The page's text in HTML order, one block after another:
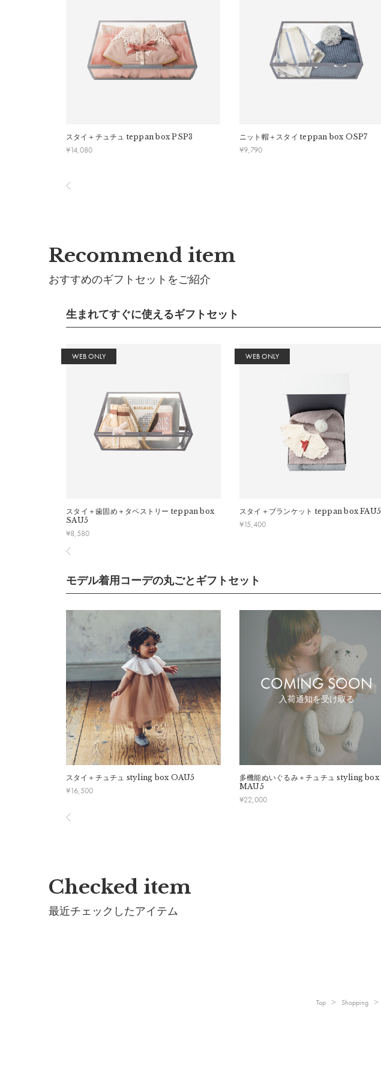
・ご不明点などございましたらお気軽にお問い合わせください。
スタイ＋チュチュ teppan box PSP3
¥14,080
ニット帽＋スタイ teppan box OSP7
¥9,790
Recommend item
おすすめのギフトセットをご紹介
生まれてすぐに使えるギフトセット
WEB ONLY
スタイ＋歯固め＋タペストリー teppan box
SAU5
¥8,580
WEB ONLY
スタイ＋ブランケット teppan box FAU5
¥15,400
モデル着用コーデの丸ごとギフトセット
スタイ＋チュチュ styling box OAU5
¥16,500
COMING SOON
入荷通知を受け取る
多機能ぬいぐるみ＋チュチュ styling box
MAU5
¥22,000
Checked item
最近チェックしたアイテム
Top Shopping